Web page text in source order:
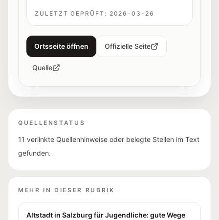
ZULETZT GEPRÜFT: 2026-03-26
Ortsseite öffnen Offizielle Seite
Quelle
QUELLENSTATUS
11 verlinkte Quellenhinweise oder belegte Stellen im Text
gefunden.
MEHR IN DIESER RUBRIK
Altstadt in Salzburg für Jugendliche: gute Wege